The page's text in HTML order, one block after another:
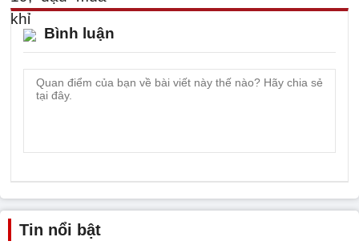
Bình luận
Tin nổi bật